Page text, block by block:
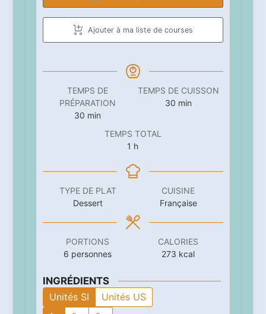
Ajouter à ma liste de courses
TEMPS DE
PRÉPARATION
30 minutes
min
TEMPS DE CUISSON
30minutes
min
TEMPS TOTAL
1 heure
h
TYPE DE PLAT
Dessert
CUISINE
Française
PORTIONS
6 personnes
CALORIES
273 kcal
INGRÉDIENTS
Unités SI
Unités US